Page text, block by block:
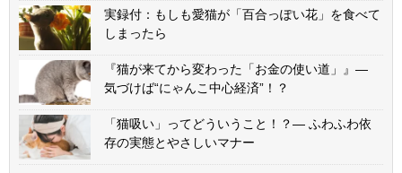
実録付：もしも愛猫が「百合っぽい花」を食べて
しまったら
『猫が来てから変わった「お金の使い道」』—
気づけば“にゃんこ中心経済”！？
「猫吸い」ってどういうこと！？— ふわふわ依
存の実態とやさしいマナー